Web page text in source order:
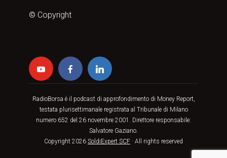
© Copyright
RadioBorsa è il podcast di approfondimento di Money Report,
testata plurisettimanale registrata al Tribunale di Milano
numero 652 del 26 novembre 2001. Direttore responsabile:
Salvatore Gaziano.
Copyright 2026 SoldiExpert SCF · All rights reserved